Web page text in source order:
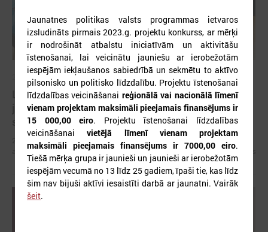
2026. gada 03. jūlijs
LPS un IZM vienojas turpināt darbu pie jaunatnes
jomas profesionālās attīstības un cilvēkresursu
stiprināšanas
2026. gada 29. jūnijā LPS un IZM ikgadējās sarunās pirmo reizi kā
atsevišķs jautājums tika skatīta darba ar jaunatni attīstība pašvaldībās
Jaunatnes politikas valsts programmas ietvaros
izsludināts pirmais 2023.g. projektu konkurss, ar mērķi
ir nodrošināt atbalstu iniciatīvām un aktivitāšu
īstenošanai, lai veicinātu jauniešu ar ierobežotām
iespējām iekļaušanos sabiedrībā un sekmētu to aktīvo
pilsonisko un politisko līdzdalību. Projektu īstenošanai
līdzdalības veicināšanai reģionālā vai nacionālā līmenī
vienam projektam maksimāli pieejamais finansējums ir
15 000,00 eiro. Projektu īstenošanai līdzdalības
veicināšanaivietējā līmenī vienam projektam
maksimāli pieejamais finansējums ir 7000,00 eiro.
Tiešā mērķa grupa ir jaunieši un jaunieši ar ierobežotām
iespējām vecumā no 13 līdz 25 gadiem, īpaši tie, kas līdz
šim nav bijuši aktīvi iesaistīti darbā ar jaunatni. Vairāk
šeit.